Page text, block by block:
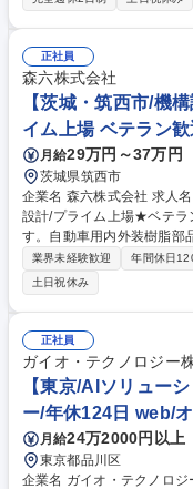
内IT環境のクラウド移行計
用に向けた環境整備・ルー
zure等への開発基盤移行支
年で環境を劇的に変革する
ない「攻めの情シス」として大
京/社内SE/改革リーダー】
h
正社員
森六株式会社
【茨城・筑西市/機
イム上場 ベテラン
月給29万円～37万円
茨城県筑西市
企業名 森六株式会社 求人名 【茨城・筑西市/機構設計】自動車部品の機械
設計/プライム上場★ベテラン歓迎 仕事の内容 機構設計
す。自動車用内外装樹脂部
装・外装の樹脂製品）の設計を
タを基にした製品設計・成
図面作成 ・顧客との仕様
量産立ち上げまでの一連対
の調整 募集職種 【茨城・筑西市/機構設計】自動車部品の機械設計/プライ
ム上場★ベテラン歓迎
業界未経験歓迎 年間休日
土日祝休み
正社員
ガイオ・テクノロジー
【東京/AIソリュー
ー/年休124日 web/
月給24万2000円以上
東京都品川区
企業名 ガイオ・テクノロジー株式会社 求人名 【東